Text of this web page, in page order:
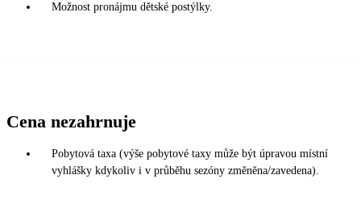
Možnost pronájmu dětské postýlky.
Cena nezahrnuje
Pobytová taxa (výše pobytové taxy může být úpravou místní
vyhlášky kdykoliv i v průběhu sezóny změněna/zavedena).